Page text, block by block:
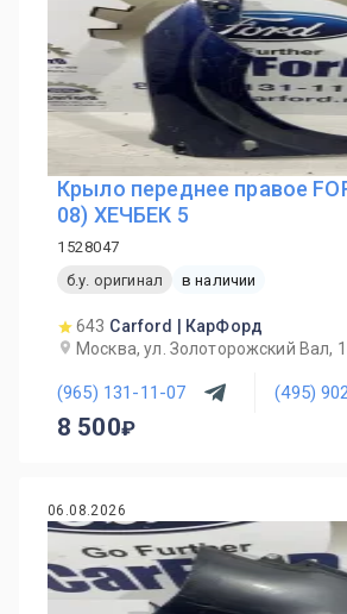
Крыло переднее правое
08) ХЕЧБЕК 5
1528047
б.у. оригинал
в наличии
643 Carford | КарФорд
Москва, ул. Золоторожский Вал,
(965) 131-11-07 (495)
8 500
06.08.2026